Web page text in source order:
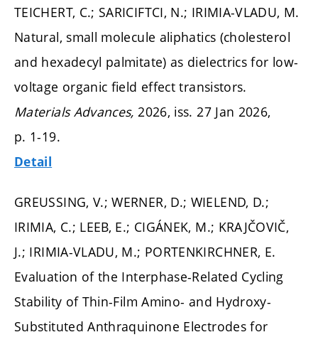
TEICHERT, C.; SARICIFTCI, N.; IRIMIA-VLADU, M.
Natural, small molecule aliphatics (cholesterol
and hexadecyl palmitate) as dielectrics for low-
voltage organic field effect transistors.
Materials Advances, 2026, iss. 27 Jan 2026,
p. 1-19.
Detail
GREUSSING, V.; WERNER, D.; WIELEND, D.;
IRIMIA, C.; LEEB, E.; CIGÁNEK, M.; KRAJČOVIČ,
J.; IRIMIA-VLADU, M.; PORTENKIRCHNER, E.
Evaluation of the Interphase-Related Cycling
Stability of Thin-Film Amino- and Hydroxy-
Substituted Anthraquinone Electrodes for